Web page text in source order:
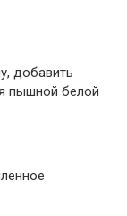
добавить
пышной белой